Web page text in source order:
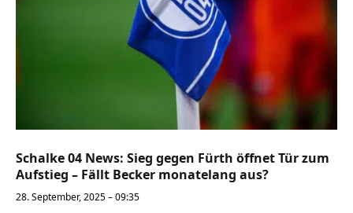
Schalke 04 News: Sieg gegen Fürth öffnet Tür zum
Aufstieg – Fällt Becker monatelang aus?
28. September, 2025 – 09:35